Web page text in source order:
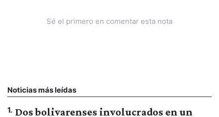
Sé el primero en comentar esta nota
Noticias más leídas
1. Dos bolivarenses involucrados en un